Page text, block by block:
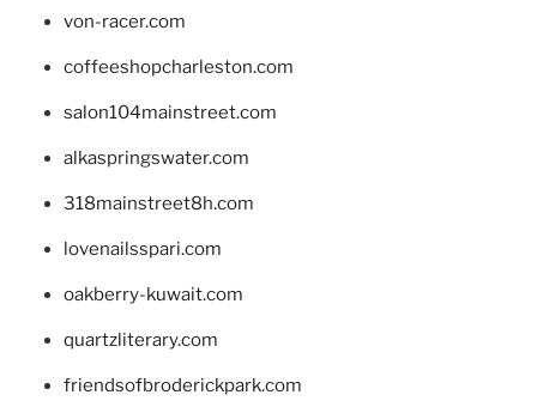
von-racer.com
coffeeshopcharleston.com
salon104mainstreet.com
alkaspringswater.com
318mainstreet8h.com
lovenailsspari.com
oakberry-kuwait.com
quartzliterary.com
friendsofbroderickpark.com